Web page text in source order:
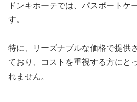
ドンキホーテでは、パスポートケ
す。
特に、リーズナブルな価格で提供
ており、コストを重視する方にと
れません。